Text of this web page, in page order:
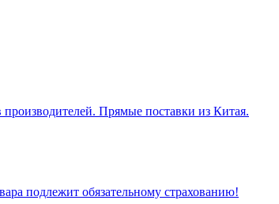
Прямые поставки из Китая.
подлежит обязательному страхованию!